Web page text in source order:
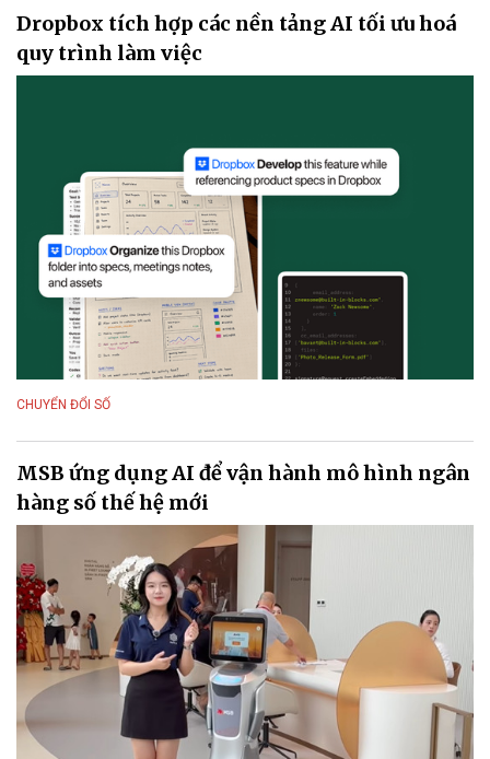
Dropbox tích hợp các nền tảng AI tối ưu hoá
quy trình làm việc
CHUYỂN ĐỔI SỐ
MSB ứng dụng AI để vận hành mô hình ngân
hàng số thế hệ mới